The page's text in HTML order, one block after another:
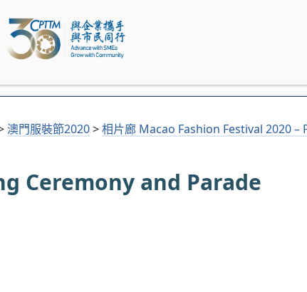
澳門服裝節2020>相片廊 Macao Fashion Festival 2020 –
Ceremony and Parade